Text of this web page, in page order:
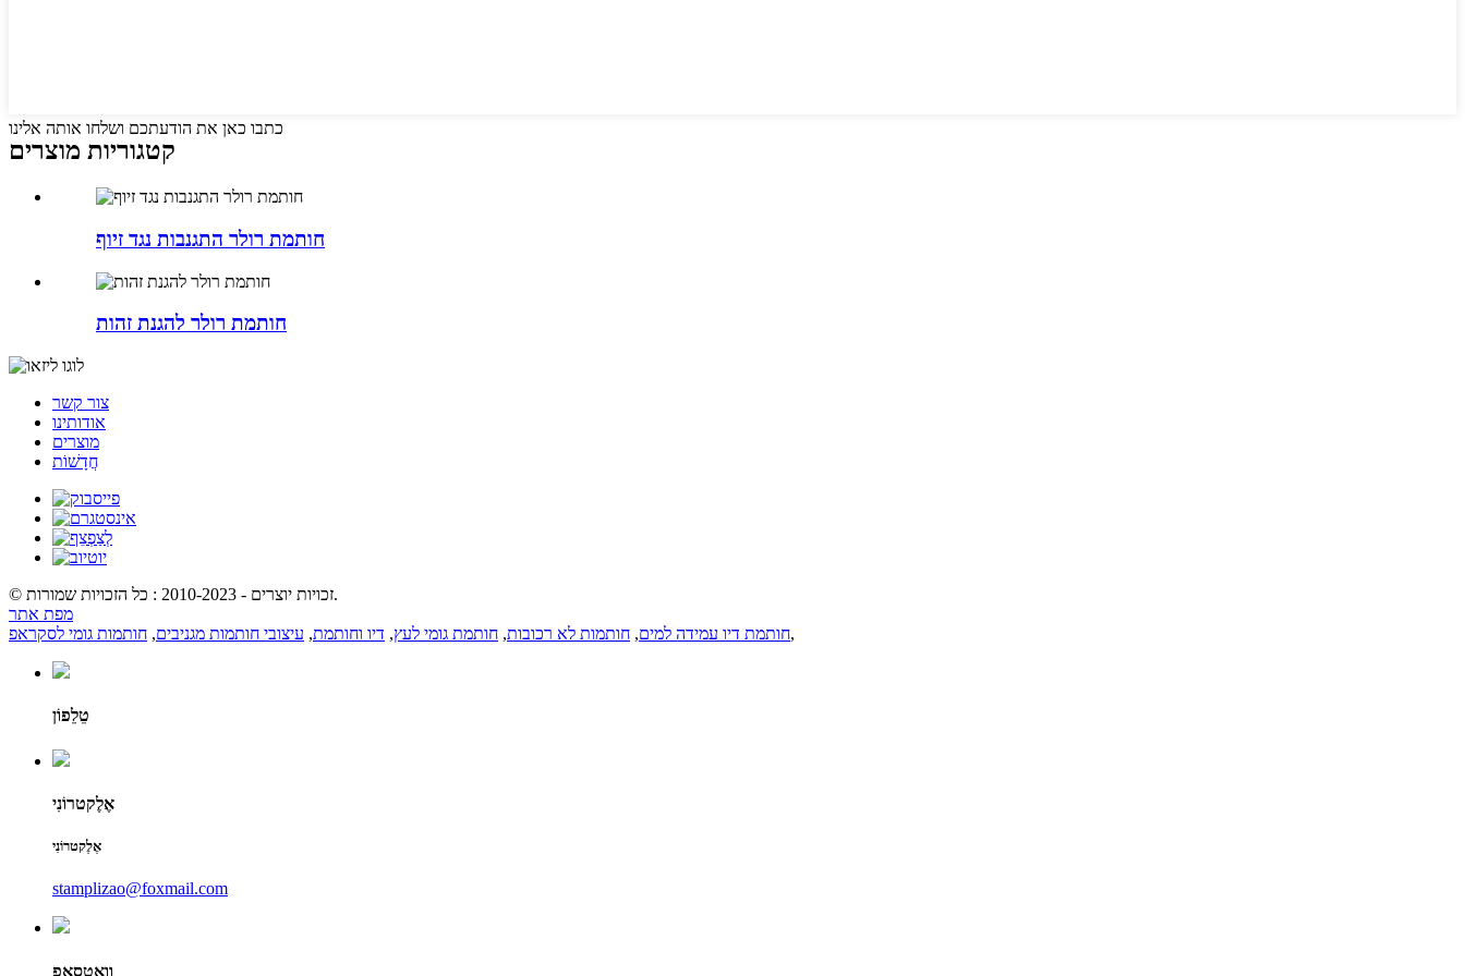
כתבו כאן את הודעתכם ושלחו אותה אלינו
קטגוריות מוצרים
חותמת רולר התגנבות נגד זיוף
חותמת רולר להגנת זהות
צור קשר
אודותינו
מוצרים
חֲדָשׁוֹת
© זכויות יוצרים - 2010-2023 : כל הזכויות שמורות.
מפת אתר
חותמת דיו עמידה למים, חותמות לא רכובות, חותמת גומי לעץ, דיו וחותמת, עיצובי חותמות מגניבים, חותמות גומי לסקראפ ,
טֵלֵפוֹן
אֶלֶקטרוֹנִי
אֶלֶקטרוֹנִי
stamplizao@foxmail.com
וואטסאפ